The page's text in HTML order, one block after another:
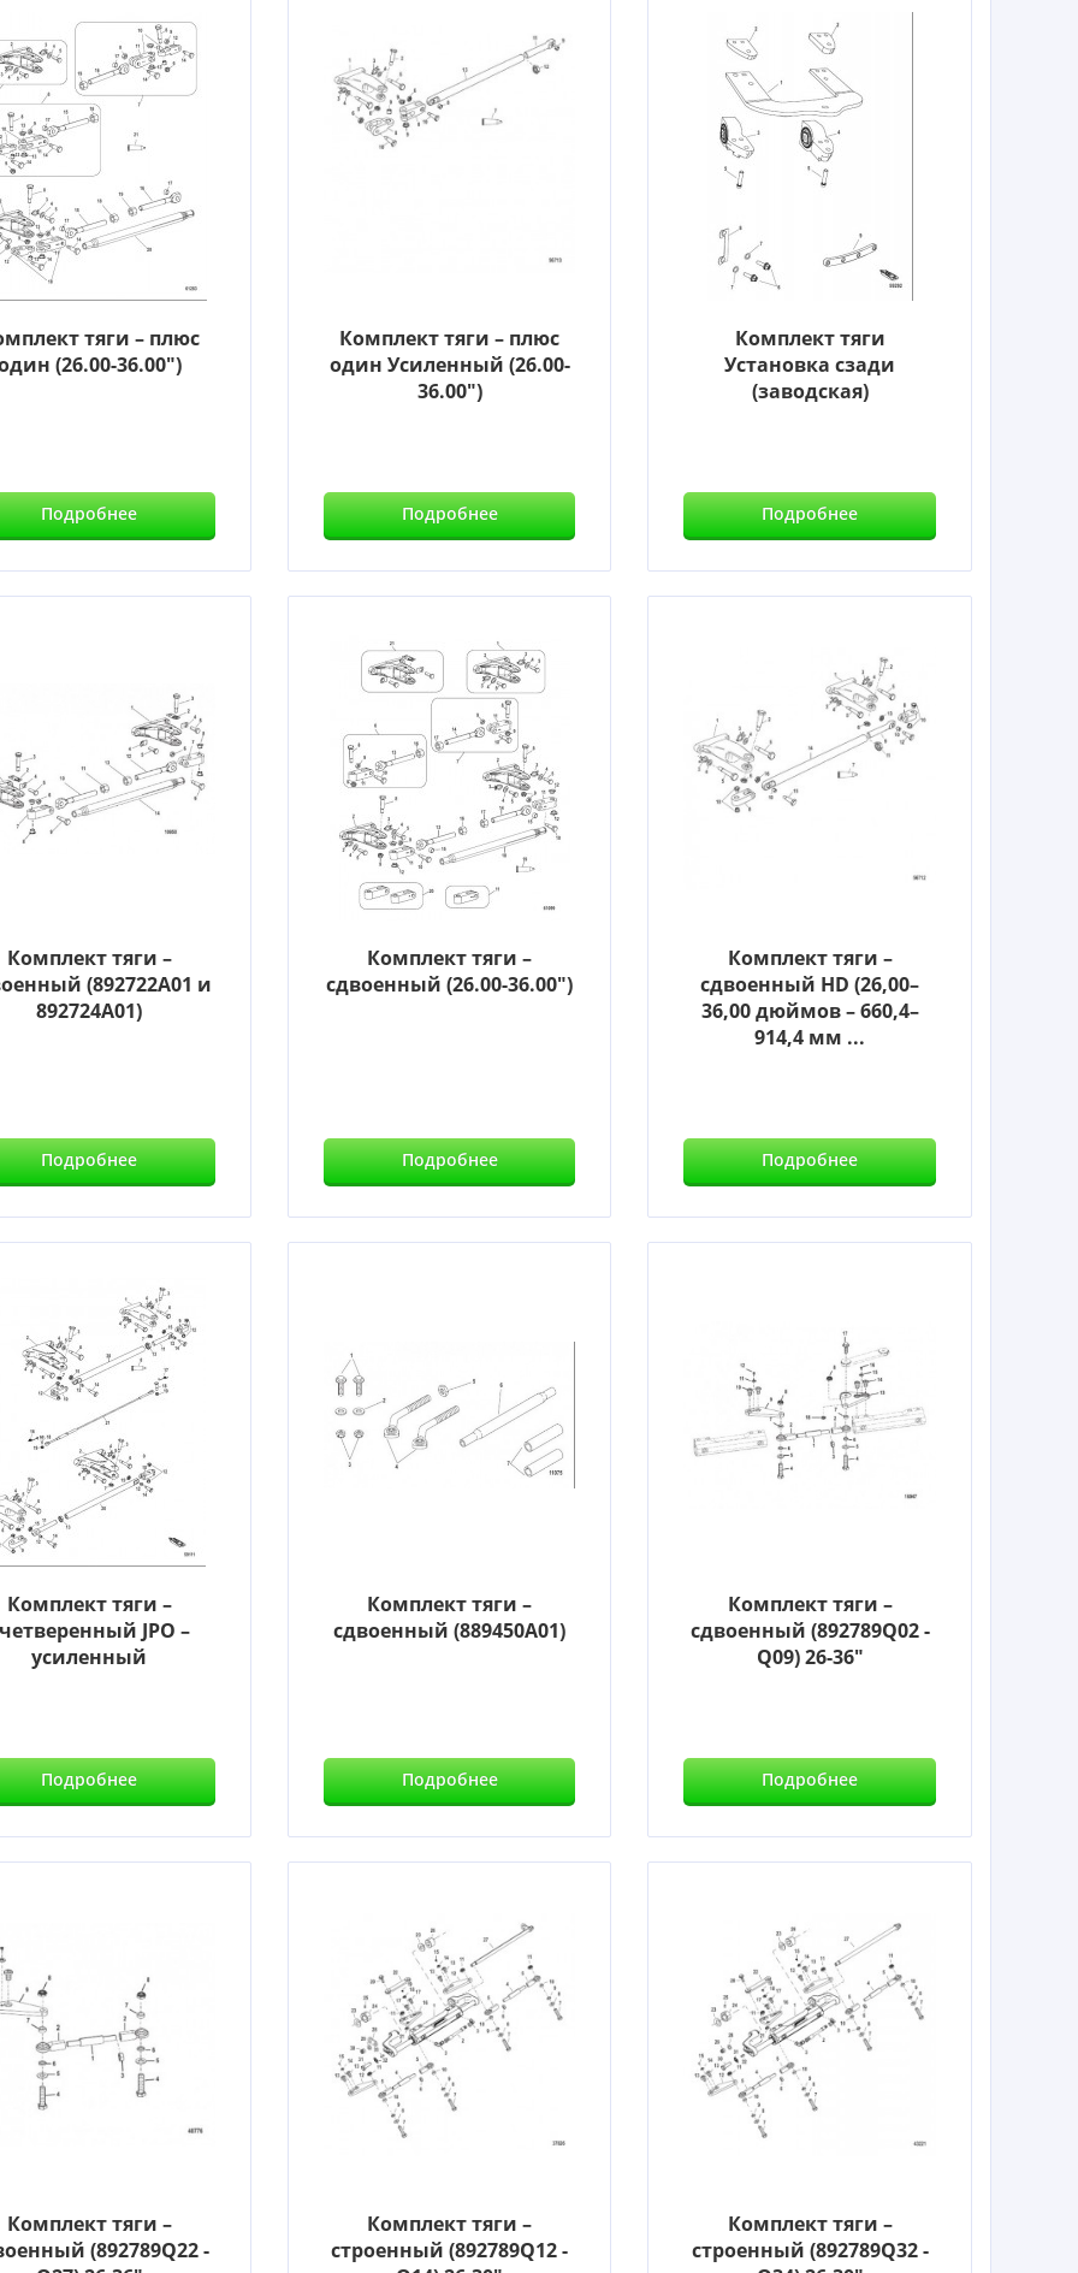
тяги – плюс
(26.00-36.00")
Подробнее
Комплект тяги – плюс
один Усиленный (26.00-
36.00")
Подробнее
Комплект тяги
Установка сзади
(заводская)
Подробнее
Комплект тяги –
(892722A01 и
892724A01)
Подробнее
Комплект тяги –
сдвоенный (26.00-36.00")
Подробнее
Комплект тяги –
сдвоенный HD (26,00–
36,00 дюймов – 660,4–
914,4 мм ...
Подробнее
Комплект тяги –
JPO –
усиленный
Подробнее
Комплект тяги –
сдвоенный (889450A01)
Подробнее
Комплект тяги –
сдвоенный (892789Q02 -
Q09) 26-36"
Подробнее
Комплект тяги –
(892789Q22 -
Комплект тяги –
строенный (892789Q12 -
Комплект тяги –
строенный (892789Q32 -